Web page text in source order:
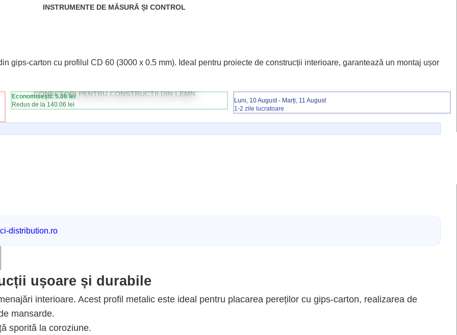
CONECTORI PENTRU CONSTRUCTII DIN LEMN
INSTRUMENTE DE MĂSURĂ ȘI CONTROL
gips-carton cu profilul CD 60 (3000 x 0.5 mm). Ideal pentru proiecte de construcții interioare, garantează un montaj ușor
Economisești: 5.06 lei
Redus de la 140.06 lei
Luni, 10 August - Marți, 11 August
1-2 zile lucratoare
distribution.ro
ușoare și durabile
interioare. Acest profil metalic este ideal pentru placarea pereților cu gips-carton, realizarea de
mansarde.
sporită la coroziune.